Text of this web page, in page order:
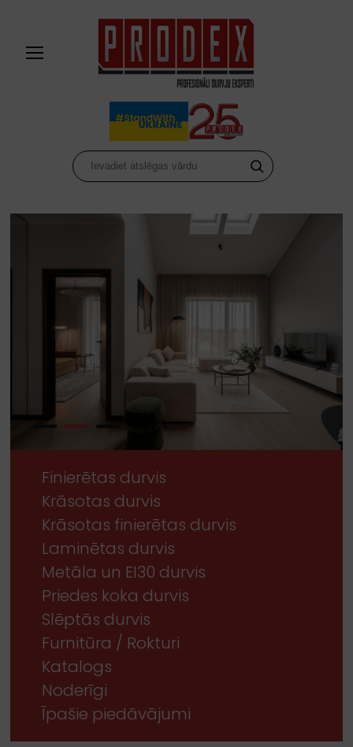
Finierētas durvis
Krāsotas durvis
Krāsotas finierētas durvis
Laminētas durvis
Metāla un EI30 durvis
Priedes koka durvis
Slēptās durvis
Furnitūra / Rokturi
Katalogs
Noderīgi
Īpašie piedāvājumi